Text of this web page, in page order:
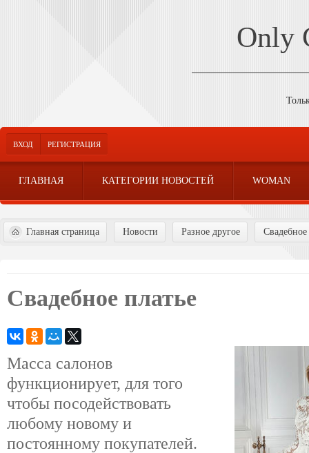
Only
ВХОД РЕГИСТРАЦИЯ
ГЛАВНАЯ КАТЕГОРИИ НОВОСТЕЙ WOMAN
Главная страница Новости Разное другое
Свадебное платье
Масса салонов
функционирует, для того
чтобы посодействовать
любому новому и
постоянному покупателей.